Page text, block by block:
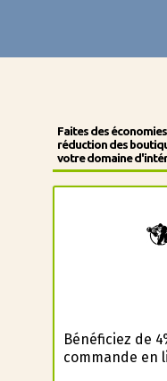
Faites des
réduction des
votre domaine
Bénéficiez de
commande en